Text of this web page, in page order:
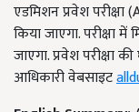
एडमिशन प्रवेश
किया जाएगा. परीक्षा
जाएगा. प्रवेश परीक्षा
आधिकारी वेबसाइट